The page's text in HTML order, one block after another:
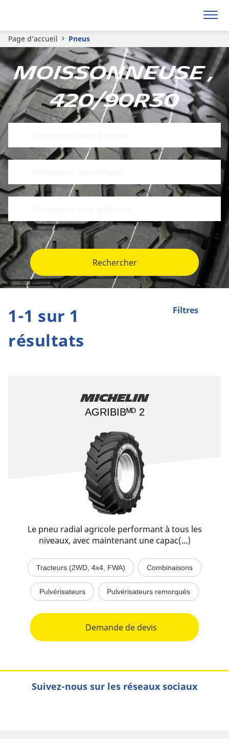
Page d’accueil Pneus
Moissonneuse ,
420/90R30
Rechercher
Filtres
1-1 sur 1
résultats
Michelin
AGRIBIBᴹᴰ 2
Le pneu radial agricole performant à tous les
niveaux, avec maintenant une capac(...)
Tracteurs (2WD, 4x4, FWA) Combinaisons
Pulvérisateurs Pulvérisateurs remorqués
Demande de devis
Suivez-nous sur les réseaux sociaux